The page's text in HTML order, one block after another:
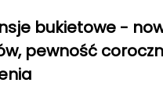
bukietowe -
pewność